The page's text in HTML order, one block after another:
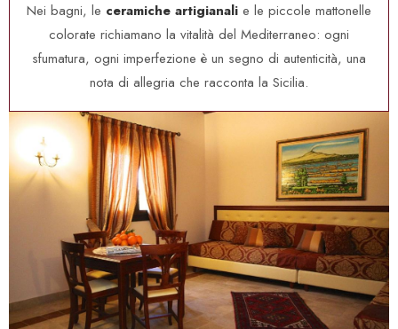
Nei bagni, le ceramiche artigianali e le piccole mattonelle
colorate richiamano la vitalità del Mediterraneo: ogni
sfumatura, ogni imperfezione è un segno di autenticità, una
nota di allegria che racconta la Sicilia.